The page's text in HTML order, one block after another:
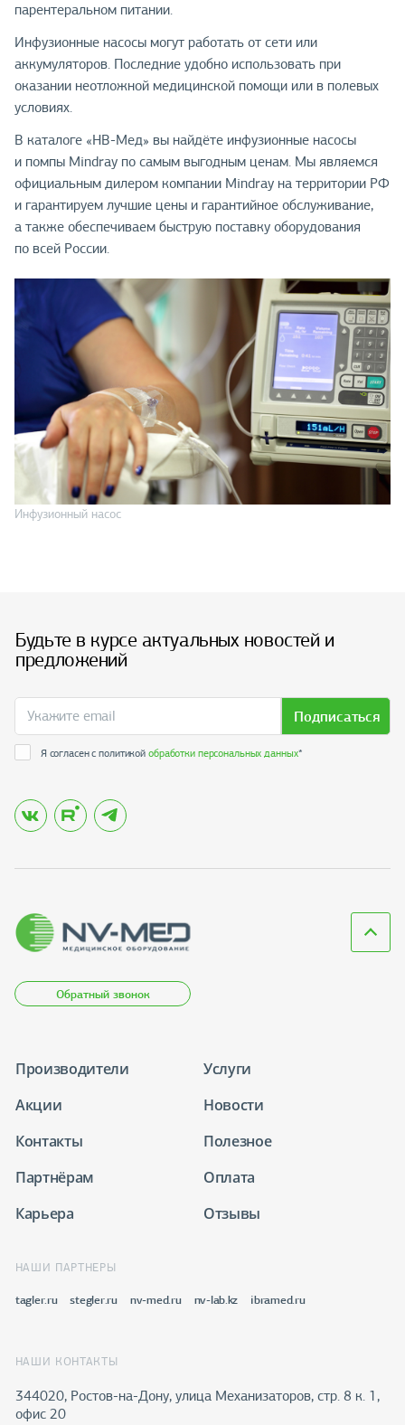
парентеральном питании.
Инфузионные насосы могут работать от сети или
аккумуляторов. Последние удобно использовать при
оказании неотложной медицинской помощи или в полевых
условиях.
В каталоге «НВ-Мед» вы найдёте инфузионные насосы
и помпы Mindray по самым выгодным ценам. Мы являемся
официальным дилером компании Mindray на территории РФ
и гарантируем лучшие цены и гарантийное обслуживание,
а также обеспечиваем быструю поставку оборудования
по всей России.
Инфузионный насос
Будьте в курсе актуальных новостей и
предложений
Подписаться
Я согласен с политикойобработки персональных данных*
Обратный звонок
Производители
Услуги
Акции
Новости
Контакты
Полезное
Партнёрам
Оплата
Карьера
Отзывы
НАШИ ПАРТНЕРЫ
tagler.ru stegler.ru nv-med.ru nv-lab.kz ibramed.ru
НАШИ КОНТАКТЫ
344020, Ростов-на-Дону​, улица Механизаторов, стр. 8 к. 1,
офис 20